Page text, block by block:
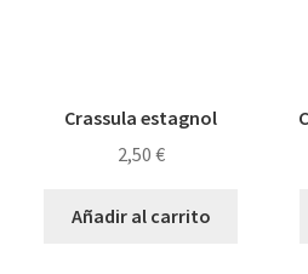
Crassula estagnol
2,50 €
Añadir al carrito